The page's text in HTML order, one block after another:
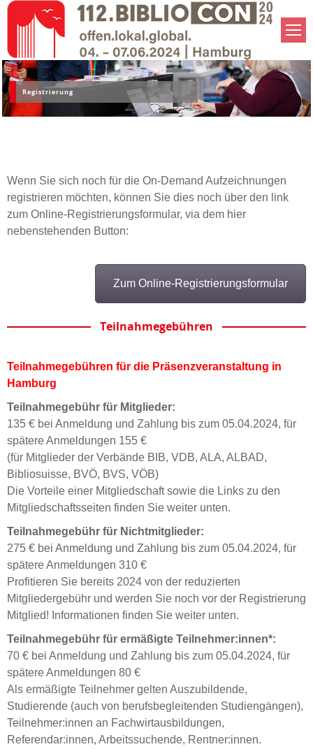
Registrierung
Wenn Sie sich noch für die On-Demand Aufzeichnungen
registrieren möchten, können Sie dies noch über den link
zum Online-Registrierungsformular, via dem hier
nebenstehenden Button:
Zum Online-Registrierungsformular
Teilnahmegebühren
Teilnahmegebühren für die Präsenzveranstaltung in
Hamburg
Teilnahmegebühr für Mitglieder:
135 € bei Anmeldung und Zahlung bis zum 05.04.2024, für
spätere Anmeldungen 155 €
(für Mitglieder der Verbände BIB, VDB, ALA, ALBAD,
Bibliosuisse, BVÖ, BVS, VÖB)
Die Vorteile einer Mitgliedschaft sowie die Links zu den
Mitgliedschaftsseiten finden Sie weiter unten.
Teilnahmegebühr für Nichtmitglieder:
275 € bei Anmeldung und Zahlung bis zum 05.04.2024, für
spätere Anmeldungen 310 €
Profitieren Sie bereits 2024 von der reduzierten
Mitgliedergebühr und werden Sie noch vor der Registrierung
Mitglied! Informationen finden Sie weiter unten.
Teilnahmegebühr für ermäßigte Teilnehmer:innen*:
70 € bei Anmeldung und Zahlung bis zum 05.04.2024, für
spätere Anmeldungen 80 €
Als ermäßigte Teilnehmer gelten Auszubildende,
Studierende (auch von berufsbegleitenden Studiengängen),
Teilnehmer:innen an Fachwirtausbildungen,
Referendar:innen, Arbeitssuchende, Rentner:innen.